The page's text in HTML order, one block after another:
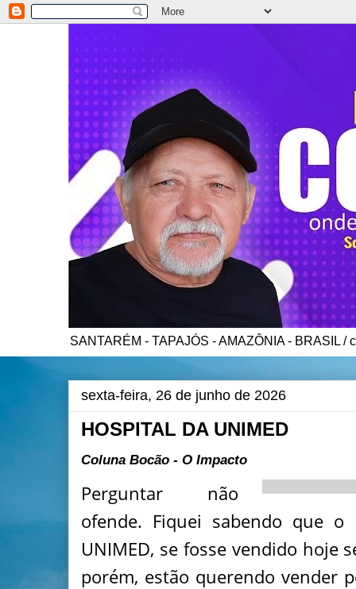
SANTARÉM - TAPAJÓS - AMAZÔNIA - BRASIL /
sexta-feira, 26 de junho de 2026
HOSPITAL DA UNIMED
Coluna Bocão - O Impacto
Perguntar não
ofende. Fiquei sabendo que
UNIMED, se fosse vendido hoje
porém, estão querendo vender